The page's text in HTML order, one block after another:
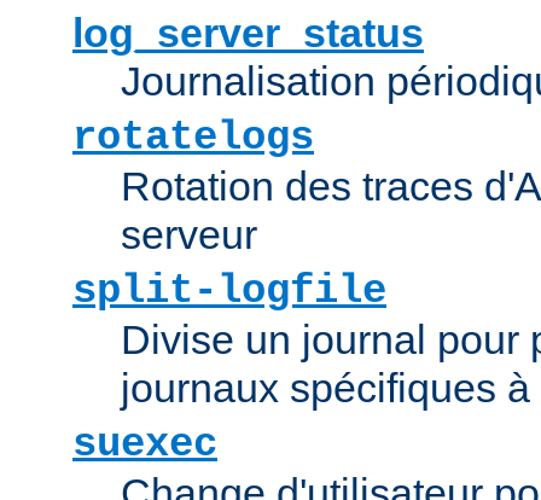
log_server_status
Journalisation
rotatelogs
Rotation des traces
serveur
split-logfile
Divise un journal pour
journaux spécifiques
suexec